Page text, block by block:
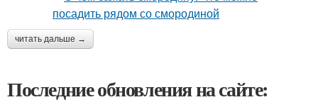
читать дальше →
Последние обновления на сайте: